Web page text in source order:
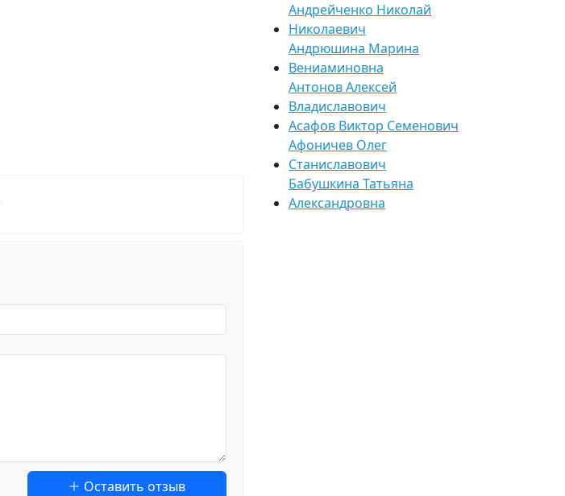
Оставить отзыв
Андрейченко Николай
Николаевич
Андрюшина Марина
Вениаминовна
Антонов Алексей
Владиславович
Асафов Виктор Семенович
Афоничев Олег
Станиславович
Бабушкина Татьяна
Александровна